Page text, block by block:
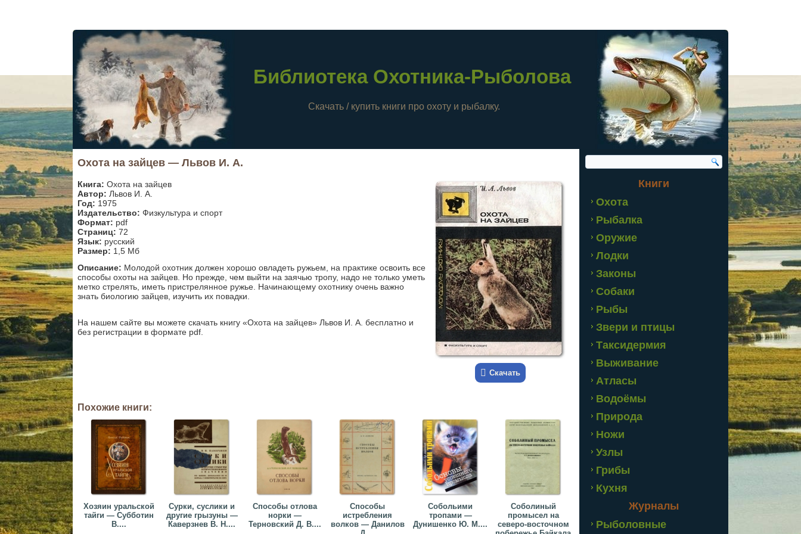
Библиотека Охотника-Рыболова
Скачать / купить книги про охоту и рыбалку.
Охота на зайцев — Львов И. А.
Скачать
Книга: Охота на зайцев
Автор: Львов И. А.
Год: 1975
Издательство: Физкультура и спорт
Формат: pdf
Страниц: 72
Язык: русский
Размер: 1,5 Мб
Описание: Молодой охотник должен хорошо овладеть ружьем, на практике освоить все
способы охоты на зайцев. Но прежде, чем выйти на заячью тропу, надо не только уметь
метко стрелять, иметь пристрелянное ружье. Начинающему охотнику очень важно
знать биологию зайцев, изучить их повадки.
На нашем сайте вы можете скачать книгу «Охота на зайцев» Львов И. А. бесплатно и
без регистрации в формате pdf.
Похожие книги:
Хозяин уральской
тайги — Субботин
В....
Сурки, суслики и
другие грызуны —
Каверзнев В. Н....
Способы отлова
норки —
Терновский Д. В....
Способы
истребления
волков — Данилов
Собольими
тропами —
Дунишенко Ю. М....
Соболиный
промысел на
северо-восточном
Книги
Охота
Рыбалка
Оружие
Лодки
Законы
Собаки
Рыбы
Звери и птицы
Таксидермия
Выживание
Атласы
Водоёмы
Природа
Ножи
Узлы
Грибы
Кухня
Журналы
Рыболовные